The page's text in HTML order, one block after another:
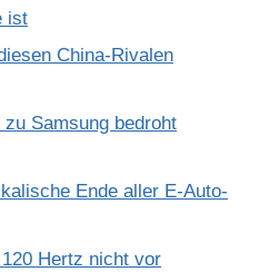
ist
China-Rivalen
Samsung bedroht
Ende aller E-Auto-
Hertz nicht vor